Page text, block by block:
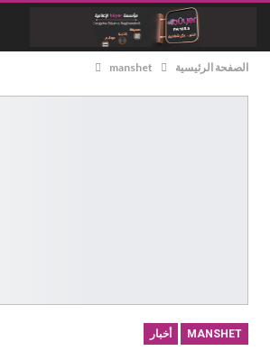
الصفحة الرئيسية manshet
MANSHET أخبار